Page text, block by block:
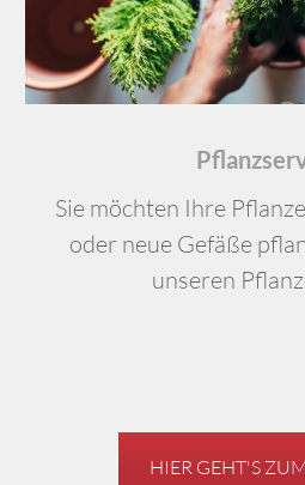
Sie möchten Ihre
oder neue Gefäße
unseren
HIER GEHT'S